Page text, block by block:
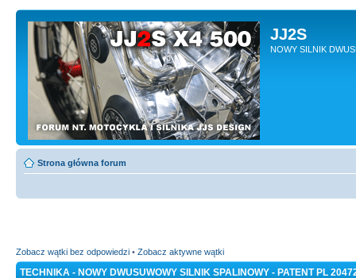
JJ2S
NOWY SILNIK
Strona główna forum
Zobacz wątki bez odpowiedzi • Zobacz aktywne wątki
TECHNIKA - NOWY DWUSUWOWY SILNIK SPALINOWY - PATENT PL